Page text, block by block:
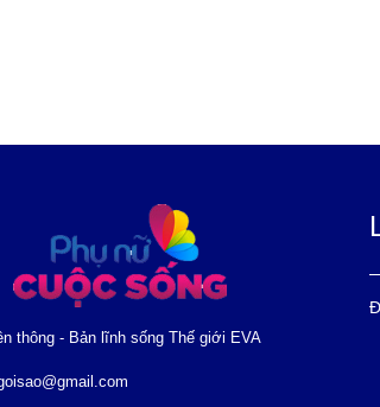
thông - Bản lĩnh sống Thế giới EVA